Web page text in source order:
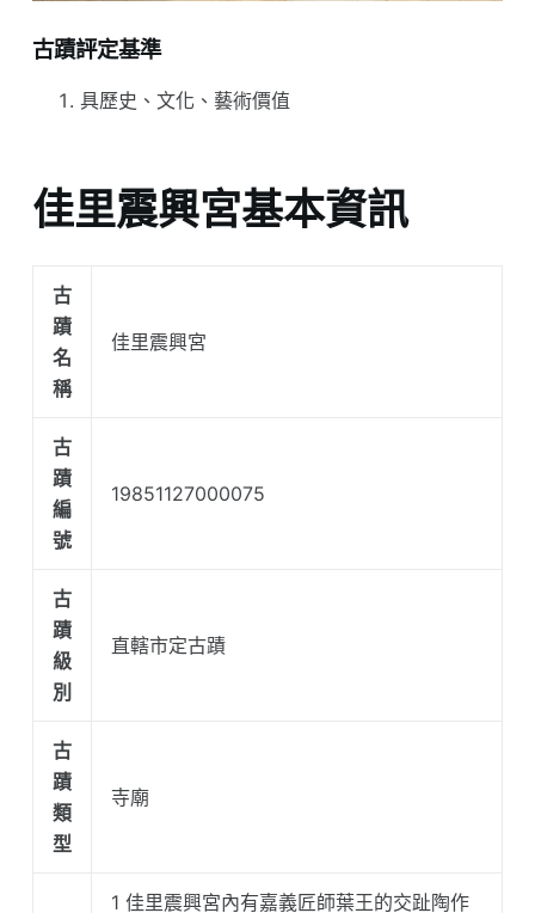
古蹟評定基準
具歷史、文化、藝術價值
佳里震興宮基本資訊
古
蹟
名
稱
佳里震興宮
古
蹟
編
號
19851127000075
古
蹟
級
別
直轄市定古蹟
古
蹟
類
型
寺廟
1 佳里震興宮內有嘉義匠師葉王的交趾陶作